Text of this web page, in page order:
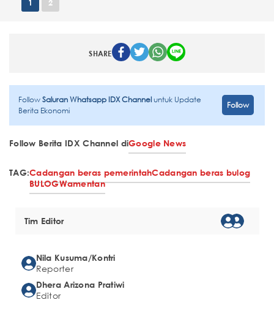
1 2
SHARE
FollowSaluran Whatsapp IDX Channeluntuk Update
Berita Ekonomi
Follow
Follow Berita IDX Channel diGoogle News
TAG:Cadangan beras pemerintahCadangan beras bulog
BULOGWamentan
Tim Editor
Nila Kusuma/Kontri
Reporter
Dhera Arizona Pratiwi
Editor